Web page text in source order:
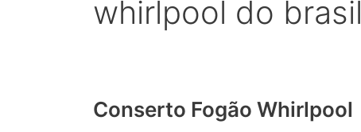
whirlpool do brasil
Conserto Fogão Whirlpool